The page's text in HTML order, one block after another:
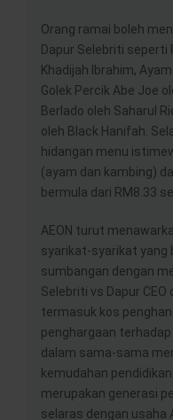
Orang ramai boleh
Dapur Selebriti seperti
Khadijah Ibrahim,
Golek Percik Abe Joe
Berlado oleh Saharul
oleh Black Hanifah.
hidangan menu
(ayam dan kambing)
bermula dari RM8.33
AEON turut
syarikat-syarikat yang
sumbangan dengan
Selebriti vs Dapur
termasuk kos
penghargaan
dalam sama-sama
kemudahan
merupakan generasi
selaras dengan usaha